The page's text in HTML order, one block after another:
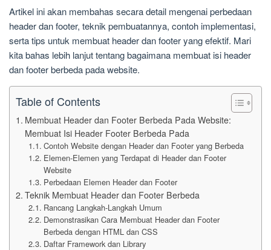
Artikel ini akan membahas secara detail mengenai perbedaan
header dan footer, teknik pembuatannya, contoh implementasi,
serta tips untuk membuat header dan footer yang efektif. Mari
kita bahas lebih lanjut tentang bagaimana membuat isi header
dan footer berbeda pada website.
Table of Contents
Membuat Header dan Footer Berbeda Pada Website:
Membuat Isi Header Footer Berbeda Pada
Contoh Website dengan Header dan Footer yang Berbeda
Elemen-Elemen yang Terdapat di Header dan Footer
Website
Perbedaan Elemen Header dan Footer
Teknik Membuat Header dan Footer Berbeda
Rancang Langkah-Langkah Umum
Demonstrasikan Cara Membuat Header dan Footer
Berbeda dengan HTML dan CSS
Daftar Framework dan Library